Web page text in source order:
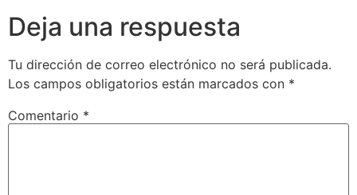
Deja una respuesta
Tu dirección de correo electrónico no será publicada.
Los campos obligatorios están marcados con *
Comentario *